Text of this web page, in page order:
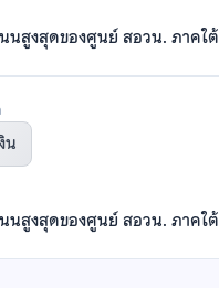
นสูงสุดของศูนย์ สอวน. ภาคใต้
น
นสูงสุดของศูนย์ สอวน. ภาคใต้